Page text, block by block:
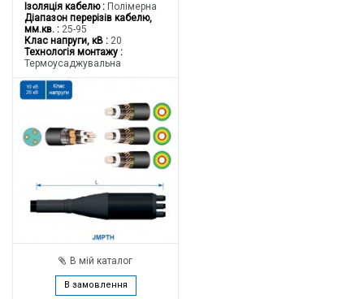
Ізоляція кабелю
Полімерна
Діапазон перерізів кабелю,
мм.кв.
25-95
Клас напруги, кВ
20
Технологія монтажу
Термоусаджувальна
В мій каталог
В замовлення